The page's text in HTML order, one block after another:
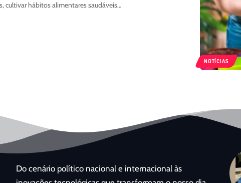
NOTÍCIAS
cultivar hábitos alimentares saudáveis…
Do cenário político nacional e internacional às